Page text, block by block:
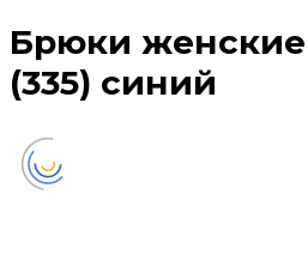
Брюки женские
(335) синий